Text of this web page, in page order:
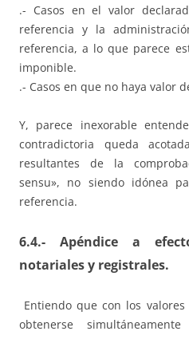
.- Casos en el valor
referencia y la
referencia, a lo que parece
imponible.
.- Casos en que no haya valor
Y, parece inexorable
contradictoria queda
resultantes de la
sensu», no siendo idónea
referencia.
6.4.- Apéndice a
notariales y registrales.
Entiendo que con los
obtenerse